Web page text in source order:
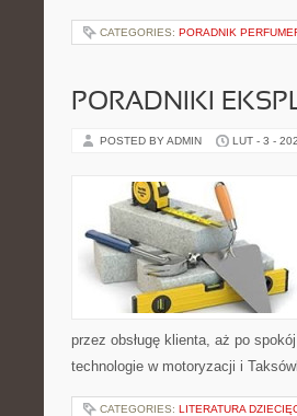
CATEGORIES: PORADNIK
PORADNIKI
POSTED BY ADMIN LUT - 3 -
przez obsługę klienta, aż po
technologie w motoryzacji i
CATEGORIES: LITERATURA